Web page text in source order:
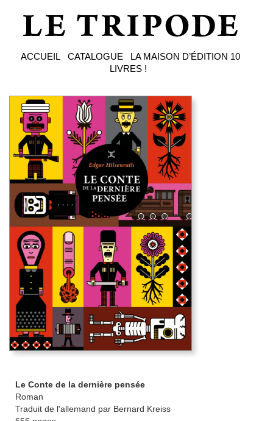
ACCUEIL CATALOGUE LA MAISON D’ÉDITION 10
LIVRES !
Le Conte de la dernière pensée
Roman
Traduit de l'allemand par Bernard Kreiss